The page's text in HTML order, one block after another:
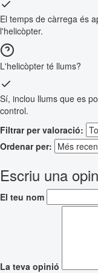
El temps de càrrega és
l'helicòpter.
L'helicòpter té llums?
Sí, inclou llums que es
control.
Filtrar per valoració:
Ordenar per:
Escriu una
El teu nom
La teva opinió